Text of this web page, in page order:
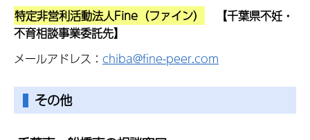
特定非営利活動法人Fine（ファイン）
【千葉県不妊・
不育相談事業委託先】
メールアドレス： chiba@fine-peer.com
その他